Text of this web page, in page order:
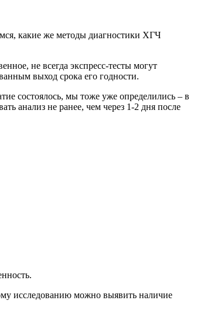
какие же методы диагностики ХГЧ
не всегда экспресс-тесты могут
выход срока его годности.
состоялось, мы тоже уже определились – в
анализ не ранее, чем через 1-2 дня после
исследованию можно выявить наличие